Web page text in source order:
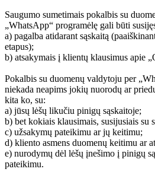
Saugumo sumetimais pokalbis su
„WhatsApp“ programėlę gali būti
a) pagalba atidarant sąskaitą
etapus);
b) atsakymais į klientų klausimus apie
Pokalbis su duomenų valdytoju per
niekada neapims jokių nuorodų ar
kita ko, su:
a) jūsų lėšų likučiu pinigų sąskaitoje;
b) bet kokiais klausimais, susijusiais su
c) užsakymų pateikimu ar jų keitimu;
d) kliento asmens duomenų keitimu ar
e) nurodymų dėl lėšų įnešimo į pinigų
pateikimu.